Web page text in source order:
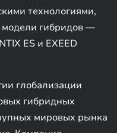
технологиями,
модели гибридов —
ES и EXEED
глобализации
гибридных
мировых рынка